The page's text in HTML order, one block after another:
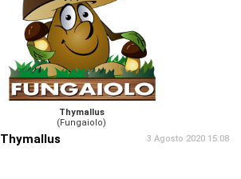
Thymallus
(Fungaiolo)
Thymallus 3 Agosto 2020 15:08